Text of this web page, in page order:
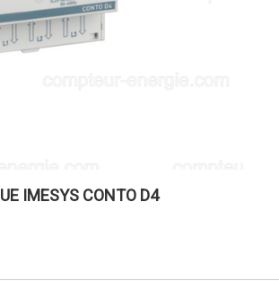
IMESYS CONTO D4